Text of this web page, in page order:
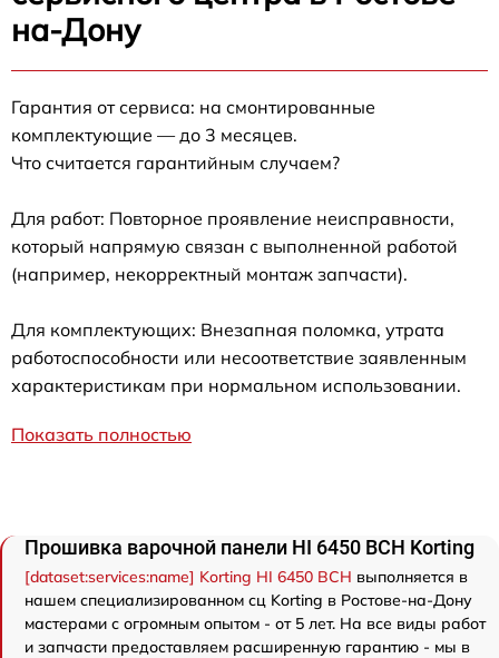
на-Дону
Гарантия от сервиса: на смонтированные
комплектующие — до 3 месяцев.
Что считается гарантийным случаем?
Для работ: Повторное проявление неисправности,
который напрямую связан с выполненной работой
(например, некорректный монтаж запчасти).
Для комплектующих: Внезапная поломка, утрата
работоспособности или несоответствие заявленным
характеристикам при нормальном использовании.
Показать полностью
Прошивка варочной панели HI 6450 BCH Korting
[dataset:services:name] Korting HI 6450 BCH выполняется в
нашем специализированном сц Korting в Ростове-на-Дону
мастерами с огромным опытом - от 5 лет. На все виды работ
и запчасти предоставляем расширенную гарантию - мы в